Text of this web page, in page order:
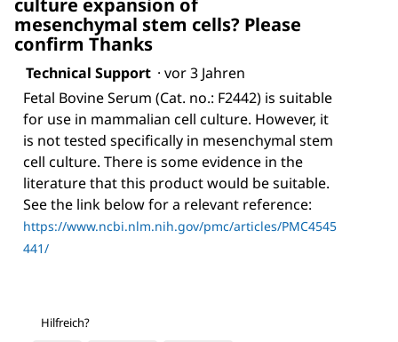
culture expansion of
mesenchymal stem cells? Please
confirm Thanks
Technical Support · vor 3 Jahren
Fetal Bovine Serum (Cat. no.: F2442) is suitable
for use in mammalian cell culture. However, it
is not tested specifically in mesenchymal stem
cell culture. There is some evidence in the
literature that this product would be suitable.
See the link below for a relevant reference:
https://www.ncbi.nlm.nih.gov/pmc/articles/PMC4545
441/
Hilfreich?